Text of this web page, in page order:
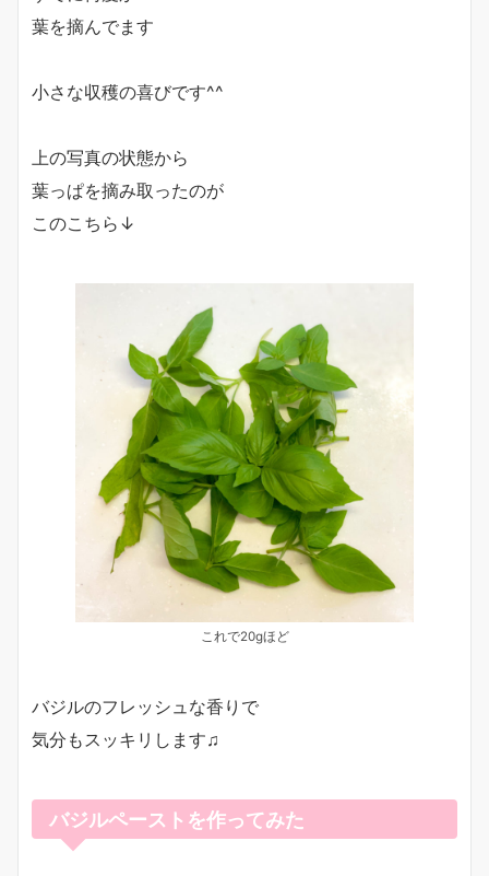
葉を摘んでます
小さな収穫の喜びです^^
上の写真の状態から
葉っぱを摘み取ったのが
このこちら↓
これで20gほど
バジルのフレッシュな香りで
気分もスッキリします♫
バジルペーストを作ってみた